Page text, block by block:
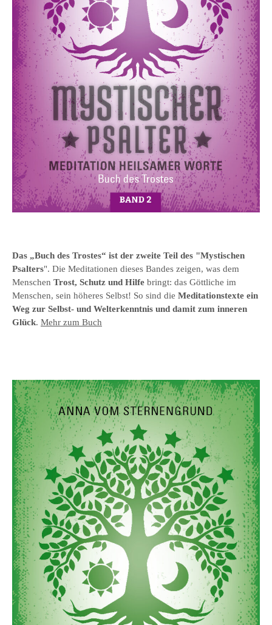
Das „Buch des Trostes“ ist der zweite Teil des "Mystischen
Psalters". Die Meditationen dieses Bandes zeigen, was dem
Menschen Trost, Schutz und Hilfe bringt: das Göttliche im
Menschen, sein höheres Selbst! So sind die Meditationstexte ein
Weg zur Selbst- und Welterkenntnis und damit zum inneren
Glück. Mehr zum Buch